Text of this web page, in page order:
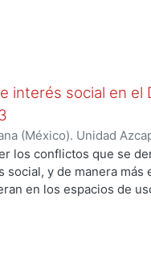
interés social en el
(México). Unidad
06-16)HERRERA MAYA,
los conflictos que se
y de manera más
en los espacios de